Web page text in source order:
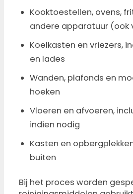
Kooktoestellen, ovens,
andere apparatuur (ook
Koelkasten en vriezers,
en lades
Wanden, plafonds en
hoeken
Vloeren en afvoeren,
indien nodig
Kasten en
buiten
Bij het proces worden